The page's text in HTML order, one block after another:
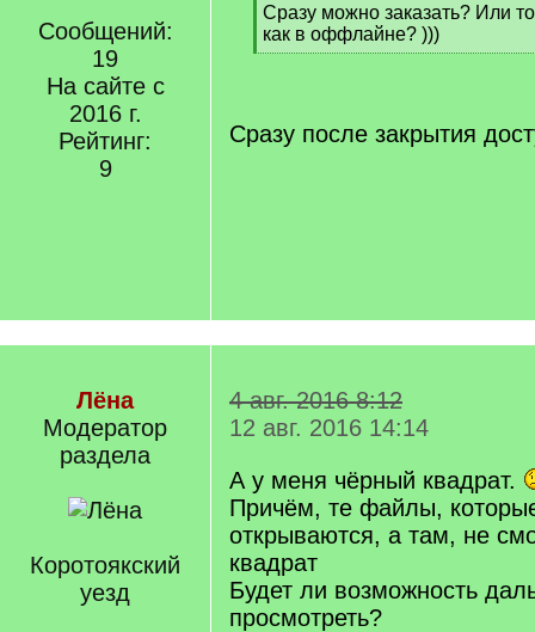
Сообщений:
19
На сайте с
2016 г.
Рейтинг:
9
[
q
]
Сразу можно заказать? Или
как в оффлайне? )))
[
Сразу после закрытия
Лёна
Модератор
раздела
Коротоякский
уезд
4 авг. 2016 8:12
12 авг. 2016 14:14
А у меня чёрный квадрат.
Причём, те файлы,
открываются, а там, не
квадрат
Будет ли возможность
просмотреть?